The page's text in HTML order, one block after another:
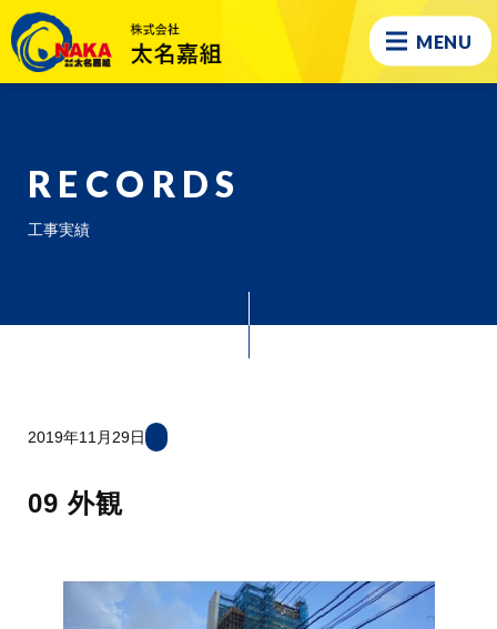
MENU
RECORDS
工事実績
2019年11月29日
09 外観